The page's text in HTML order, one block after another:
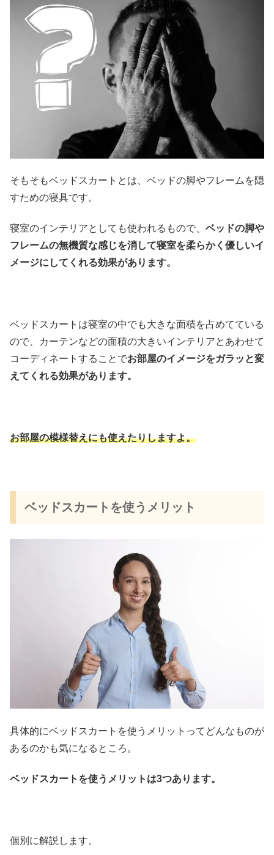
そもそもベッドスカートとは、ベッドの脚やフレームを隠
すための寝具です。
寝室のインテリアとしても使われるもので、 ベッドの脚や
フレームの無機質な感じを消して寝室を柔らかく優しいイ
メージにしてくれる効果があります。
ベッドスカートは寝室の中でも大きな面積を占めてている
ので、カーテンなどの面積の大きいインテリアとあわせて
コーディネートすることでお部屋のイメージをガラッと変
えてくれる効果があります。
お部屋の模様替えにも使えたりしますよ。
ベッドスカートを使うメリット
具体的にベッドスカートを使うメリットってどんなものが
あるのかも気になるところ。
ベッドスカートを使うメリットは3つあります。
個別に解説します。